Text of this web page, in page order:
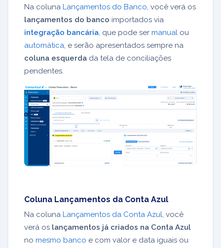
Na coluna Lançamentos do Banco , você verá os
lançamentos do banco importados via
integração bancária , que pode ser manual ou
automática , e serão apresentados sempre na
coluna esquerda da tela de conciliações
pendentes.
Coluna Lançamentos da Conta Azul
Na coluna Lançamentos da Conta Azul, você
verá os lançamentos já criados na Conta Azul
no mesmo banco e com valor e data iguais ou